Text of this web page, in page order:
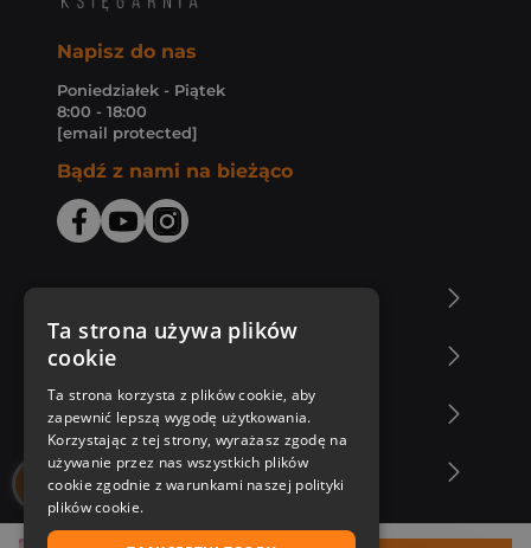
Napisz do nas
Poniedziałek - Piątek
8:00 - 18:00
[email protected]
Bądź z nami na bieżąco
Zakupy u nas
Nasza oferta
Nasi autorzy
Ta strona używa plików
cookie
Ta strona korzysta z plików cookie, aby
zapewnić lepszą wygodę użytkowania.
Korzystając z tej strony, wyrażasz zgodę na
używanie przez nas wszystkich plików
cookie zgodnie z warunkami naszej polityki
plików cookie.